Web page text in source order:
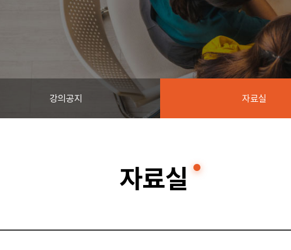
강의공지 자료실
자료실